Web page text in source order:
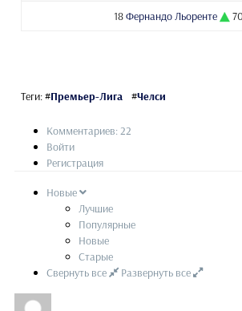
18Фернандо Льоренте
Теги:#Премьер-Лига #Челси
Комментариев: 22
Войти
Регистрация
Новые
Лучшие
Популярные
Новые
Старые
Свернуть все
Развернуть все